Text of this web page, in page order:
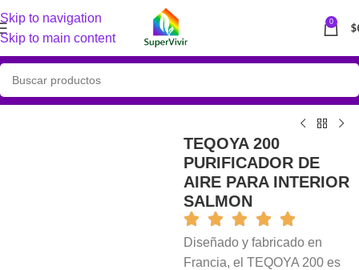
Skip to navigation
Skip to main content
0 $
TEQOYA 200
PURIFICADOR DE
AIRE PARA INTERIOR
SALMON
Diseñado y fabricado en
Francia, el TEQOYA 200 es